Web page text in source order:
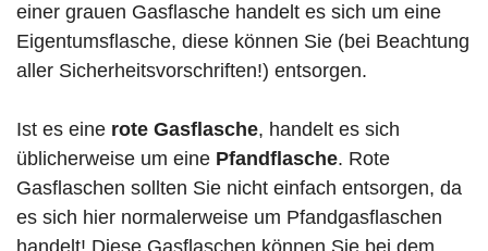
einer grauen Gasflasche handelt es sich um eine
Eigentumsflasche, diese können Sie (bei Beachtung
aller Sicherheitsvorschriften!) entsorgen.
Ist es eine rote Gasflasche, handelt es sich
üblicherweise um eine Pfandflasche. Rote
Gasflaschen sollten Sie nicht einfach entsorgen, da
es sich hier normalerweise um Pfandgasflaschen